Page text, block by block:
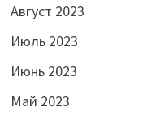
Август 2023
Июль 2023
Июнь 2023
Май 2023